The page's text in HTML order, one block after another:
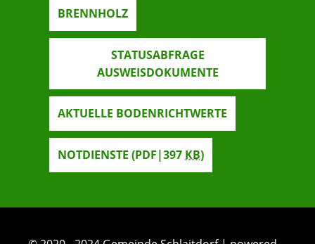
BRENNHOLZ
STATUSABFRAGE
AUSWEISDOKUMENTE
AKTUELLE BODENRICHTWERTE
NOTDIENSTE (PDF|397 KB)